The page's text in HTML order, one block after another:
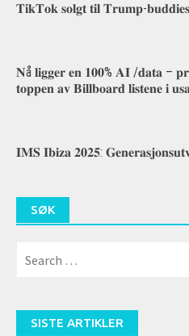
𝐓𝐢𝐤𝐓𝐨𝐤 𝐬𝐨𝐥𝐠𝐭 𝐭𝐢𝐥 𝐓𝐫𝐮𝐦𝐩-𝐛𝐮𝐝𝐝𝐢𝐞𝐬
𝐍å 𝐥𝐢𝐠𝐠𝐞𝐫 𝐞𝐧 𝟏𝟎𝟎% 𝐀𝐈 /𝐝𝐚𝐭𝐚 –
𝐭𝐨𝐩𝐩𝐞𝐧 𝐚𝐯 𝐁𝐢𝐥𝐥𝐛𝐨𝐚𝐫𝐝 𝐥𝐢𝐬𝐭𝐞𝐧𝐞 𝐢
𝐈𝐌𝐒 𝐈𝐛𝐢𝐳𝐚 𝟐𝟎𝟐𝟓:
SØK
for:
SISTE ARTIKLER